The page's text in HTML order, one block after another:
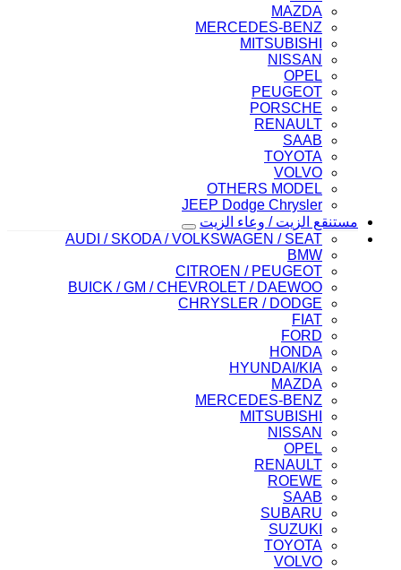
MAZDA
MERCEDES-BENZ
MITSUBISHI
NISSAN
OPEL
PEUGEOT
PORSCHE
RENAULT
SAAB
TOYOTA
VOLVO
OTHERS MODEL
JEEP Dodge Chrysler
مستنقع الزيت / وعاء الزيت
AUDI / SKODA / VOLKSWAGEN / SEAT
BMW
CITROEN / PEUGEOT
BUICK / GM / CHEVROLET / DAEWOO
CHRYSLER / DODGE
FIAT
FORD
HONDA
HYUNDAI/KIA
MAZDA
MERCEDES-BENZ
MITSUBISHI
NISSAN
OPEL
RENAULT
ROEWE
SAAB
SUBARU
SUZUKI
TOYOTA
VOLVO